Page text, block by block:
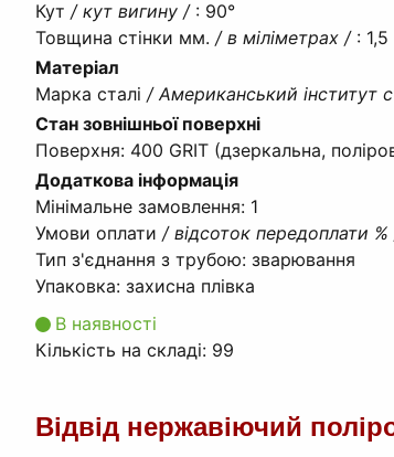
Кут / кут вигину / : 90°
Товщина стінки мм. / в міліметрах / : 1,5
Матеріал
Марка сталі / Американський інститут
Стан зовнішньої поверхні
Поверхня: 400 GRIT (дзеркальна,
Додаткова інформація
Мінімальне замовлення: 1
Умови оплати / відсоток передоплати
Тип з'єднання з трубою: зварювання
Упаковка: захисна плівка
В наявності
Кількість на складі: 99
Відвід нержавіючий